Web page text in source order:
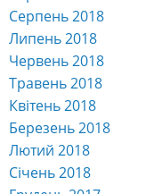
Серпень 2019
Липень 2019
Червень 2019
Травень 2019
Квітень 2019
Березень 2019
Лютий 2019
Січень 2019
Грудень 2018